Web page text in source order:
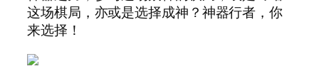
这场棋局，亦或是选择成神？神器行者，你
来选择！